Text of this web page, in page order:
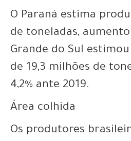
O Paraná estima
de toneladas, aumento
Grande do Sul
de 19,3 milhões de
4,2% ante 2019.
Área colhida
Os produtores